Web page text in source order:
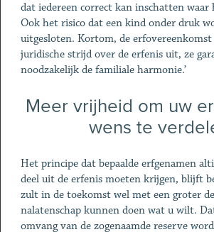
dat iedereen correct kan inschatten
Ook het risico dat een kind onder druk
uitgesloten. Kortom, de
juridische strijd over de erfenis uit, ze
noodzakelijk de familiale harmonie.’
Meer vrijheid om uw
wens te
Het principe dat bepaalde erfgenamen
deel uit de erfenis moeten krijgen, blijft
zult in de toekomst wel met een groter
nalatenschap kunnen doen wat u wilt.
omvang van de zogenaamde reserve